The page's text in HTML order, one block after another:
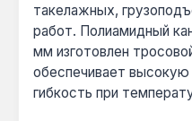
такелажных,
работ. Полиамидный
мм изготовлен
обеспечивает высокую
гибкость при